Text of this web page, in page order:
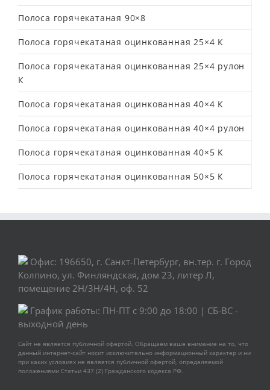
Полоса горячекатаная 90×8
Полоса горячекатаная оцинкованная 25×4 К
Полоса горячекатаная оцинкованная 25×4 рулон
К
Полоса горячекатаная оцинкованная 40×4 К
Полоса горячекатаная оцинкованная 40×4 рулон
Полоса горячекатаная оцинкованная 40×5 К
Полоса горячекатаная оцинкованная 50×5 К
Офис: 196650, г. Санкт-Петербург, вн.тер. г. Город
Колпино, ул. Финляндская, дом 23, литер Л,
помещение 2Н/3Н/4Н, оф. 52
График работы: ПН-ПТ с 9:00 до 18:00 | СБ-ВС -
выходной день
Сайт не является публичной офертой. Обращаем ваше внимание на то, что
данный интернет-сайт носит исключительно информационный характер и ни
при каких условиях не является публичной офертой, определяемой
положениями Статьи 437 (2) Гражданского кодекса РФ.